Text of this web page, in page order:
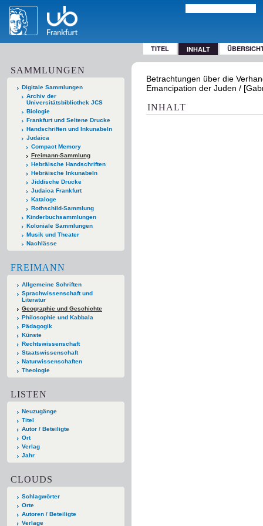
TITEL INHALT
SAMMLUNGEN
Digitale Sammlungen
Archiv der
Universitätsbibliothek JCS
Biologie
Frankfurt und Seltene Drucke
Handschriften und Inkunabeln
Judaica
Compact Memory
Freimann-Sammlung
Hebräische Handschriften
Hebräische Inkunabeln
Jiddische Drucke
Judaica Frankfurt
Kataloge
Rothschild-Sammlung
Kinderbuchsammlungen
Koloniale Sammlungen
Musik und Theater
Nachlässe
FREIMANN
Allgemeine Schriften
Sprachwissenschaft und
Literatur
Geographie und Geschichte
Philosophie und Kabbala
Pädagogik
Künste
Rechtswissenschaft
Staatswissenschaft
Naturwissenschaften
Theologie
LISTEN
Neuzugänge
Titel
Autor / Beteiligte
Ort
Verlag
Jahr
CLOUDS
Schlagwörter
Orte
Autoren / Beteiligte
Verlage
Betrachtungen über die
Emancipation der Juden /
INHALT